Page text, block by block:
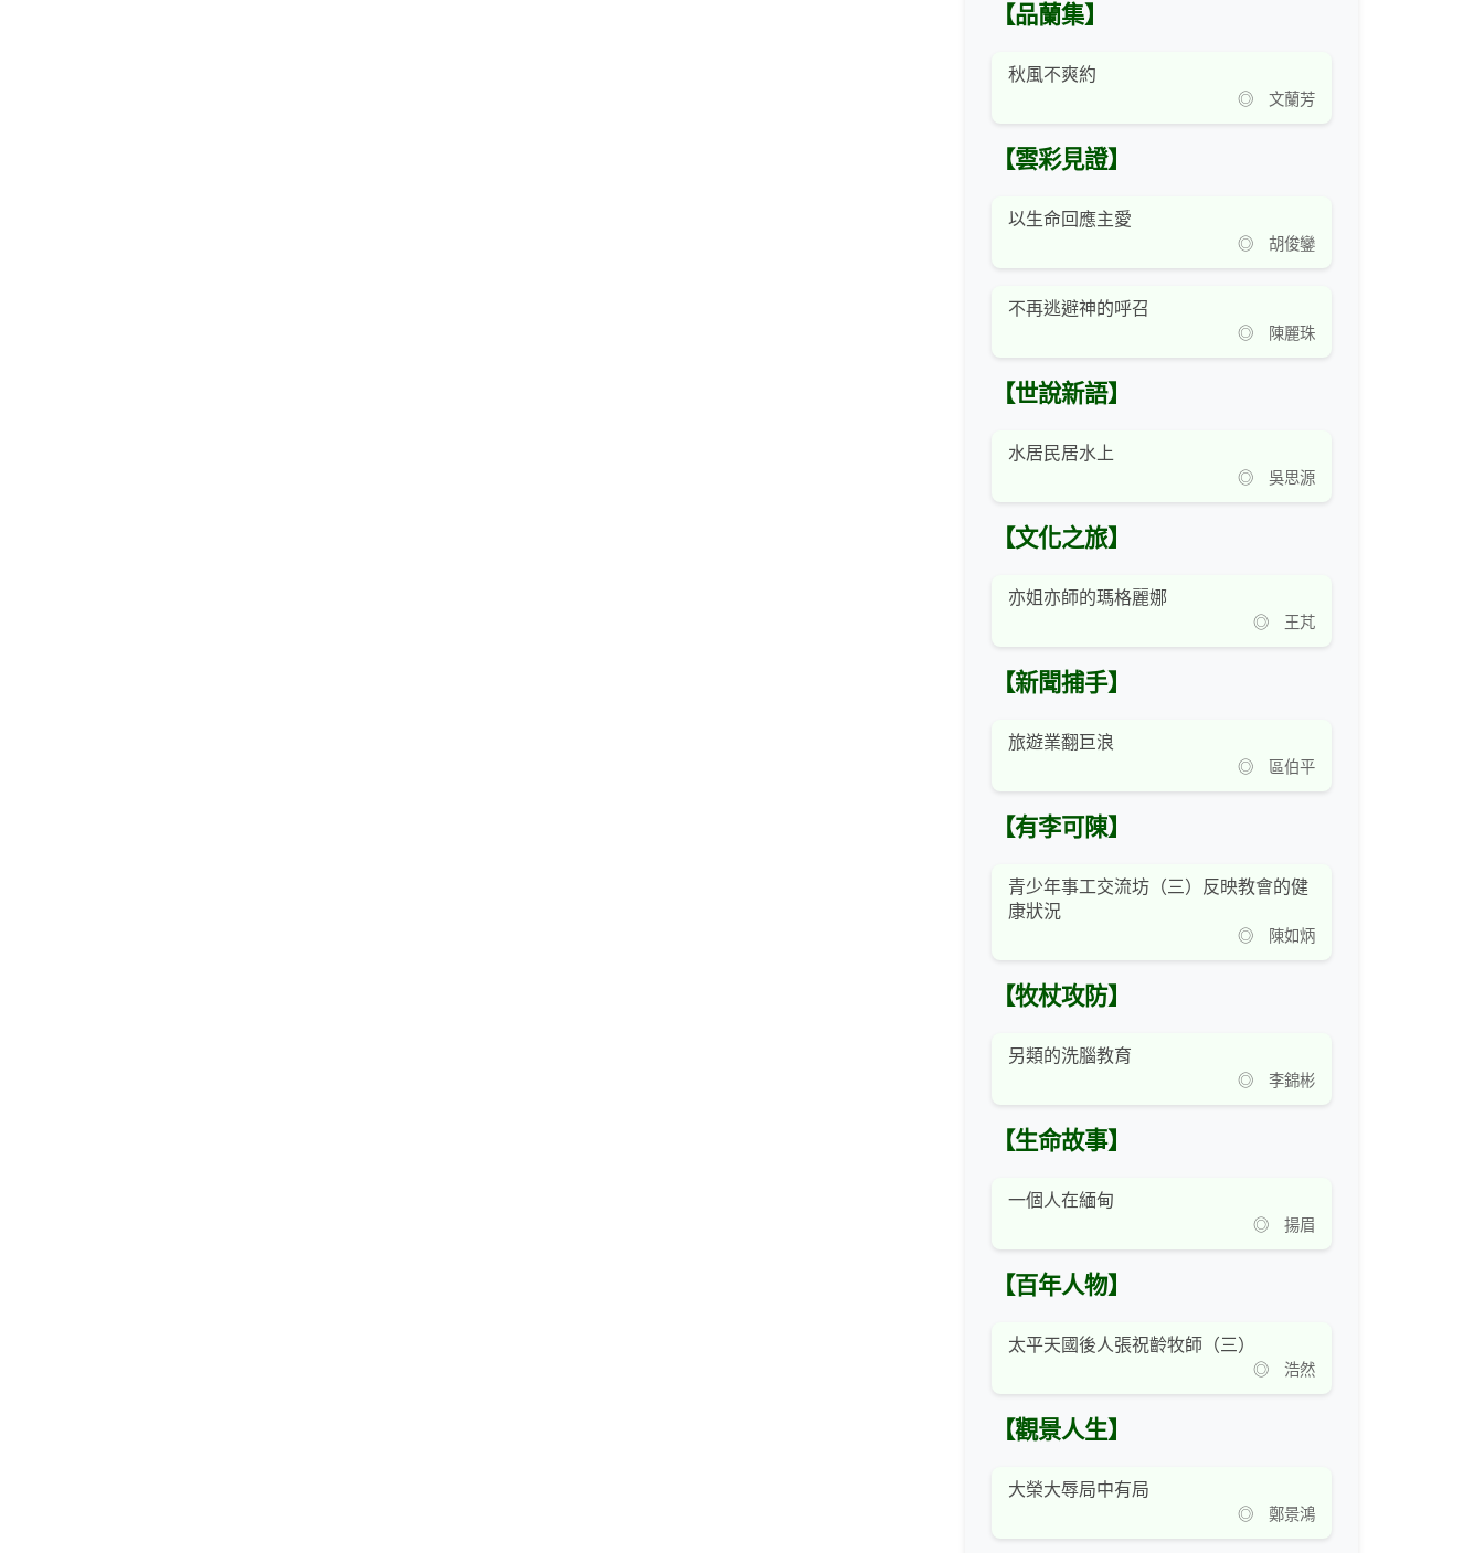
【品蘭集】
秋風不爽約
◎ 文蘭芳
【雲彩見證】
以生命回應主愛
◎ 胡俊鑾
不再逃避神的呼召
◎ 陳麗珠
【世說新語】
水居民居水上
◎ 吳思源
【文化之旅】
亦姐亦師的瑪格麗娜
◎ 王芃
【新聞捕手】
旅遊業翻巨浪
◎ 區伯平
【有李可陳】
青少年事工交流坊（三）反映教會的健
康狀況
◎ 陳如炳
【牧杖攻防】
另類的洗腦教育
◎ 李錦彬
【生命故事】
一個人在緬甸
◎ 揚眉
【百年人物】
太平天國後人張祝齡牧師（三）
◎ 浩然
【觀景人生】
大榮大辱局中有局
◎ 鄭景鴻